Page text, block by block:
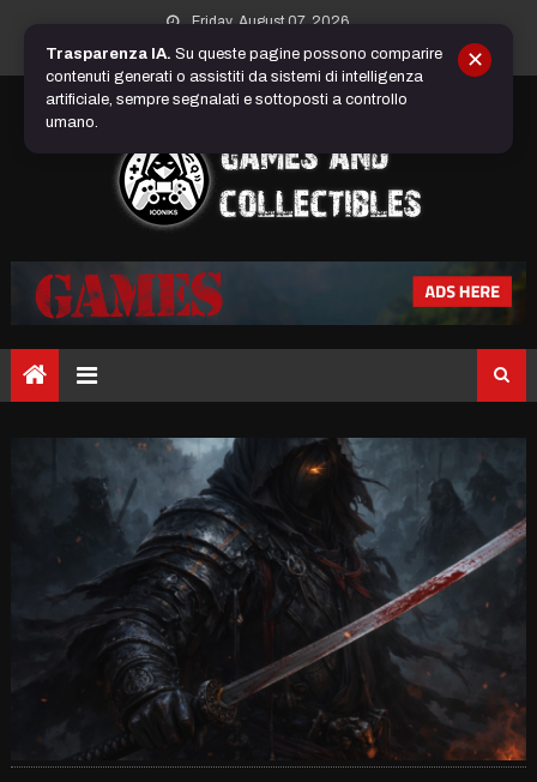
content
Friday, August 07, 2026
Trasparenza IA. Su queste pagine possono comparire
contenuti generati o assistiti da sistemi di intelligenza
artificiale, sempre segnalati e sottoposti a controllo
umano.
✕